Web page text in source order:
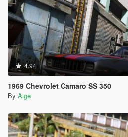
4.94
1969 Chevrolet Camaro SS 350
By Aige